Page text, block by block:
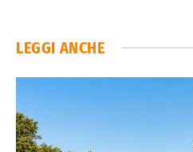
LEGGI ANCHE